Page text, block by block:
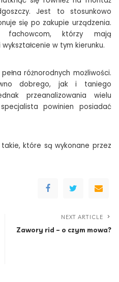
Jest to stosunkowo
się po zakupie urządzenia.
którzy mają
w tym kierunku.
różnorodnych możliwości.
dobrego, jak i taniego
przeanalizowania wielu
powinien posiadać
które są wykonane przez
NEXT ARTICLE
Zawory rid – o czym mowa?